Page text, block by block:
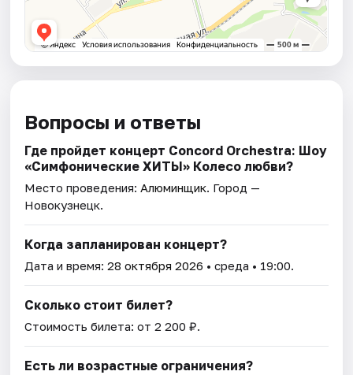
Вопросы и ответы
Где пройдет концерт Concord Orchestra: Шоу
«Симфонические ХИТЫ» Колесо любви?
Место проведения:Алюминщик. Город —
Новокузнецк.
Когда запланирован концерт?
Дата и время:28 октября 2026 • среда • 19:00.
Сколько стоит билет?
Стоимость билета: от 2 200 ₽.
Есть ли возрастные ограничения?